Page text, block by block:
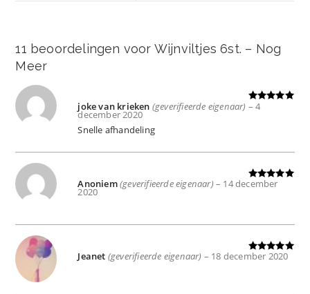
11 beoordelingen voor Wijnviltjes 6st. – Nog
Meer
Gewaardeer
joke van krieken (geverifieerde eigenaar) – 4
december 2020
Snelle afhandeling
Gewaardeer
Anoniem(geverifieerde eigenaar) – 14 december
2020
Gewaardeer
Jeanet (geverifieerde eigenaar) – 18 december 2020